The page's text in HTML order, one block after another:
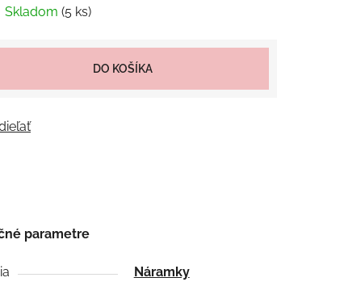
Skladom (5 ks)
DO KOŠÍKA
parametre
Náramky